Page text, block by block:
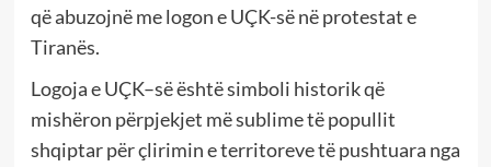
që abuzojnë me logon e UÇK-së në protestat e
Tiranës.
Logoja e UÇK–së është simboli historik që
mishëron përpjekjet më sublime të popullit
shqiptar për çlirimin e territoreve të pushtuara nga